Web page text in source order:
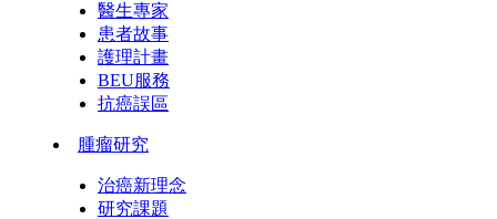
醫生專家
患者故事
護理計畫
BEU服務
抗癌誤區
腫瘤研究
治癌新理念
研究課題